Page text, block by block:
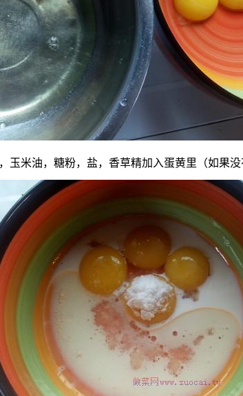
玉米油，糖粉，盐，香草精加入蛋黄里（如果